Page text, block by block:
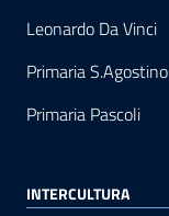
Leonardo Da Vinci
Primaria S.Agostino
Primaria Pascoli
INTERCULTURA